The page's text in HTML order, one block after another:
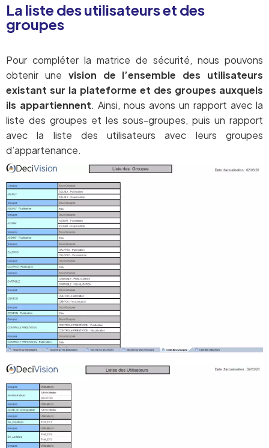
La liste des utilisateurs et des
groupes
Pour compléter la matrice de sécurité, nous pouvons
obtenir une vision de l’ensemble des utilisateurs
existant sur la plateforme et des groupes auxquels
ils appartiennent. Ainsi, nous avons un rapport avec la
liste des groupes et les sous-groupes, puis un rapport
avec la liste des utilisateurs avec leurs groupes
d’appartenance.